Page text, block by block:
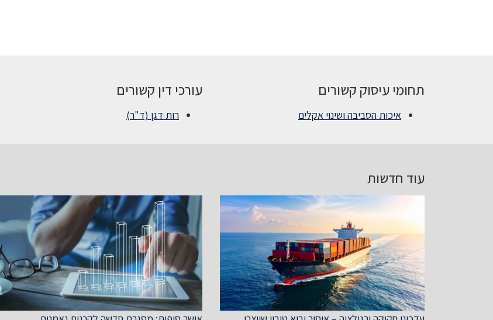
תחומי עיסוק קשורים
איכות הסביבה ושינוי אקלים
עורכי דין קשורים
רות דגן (ד"ר)
עוד חדשות